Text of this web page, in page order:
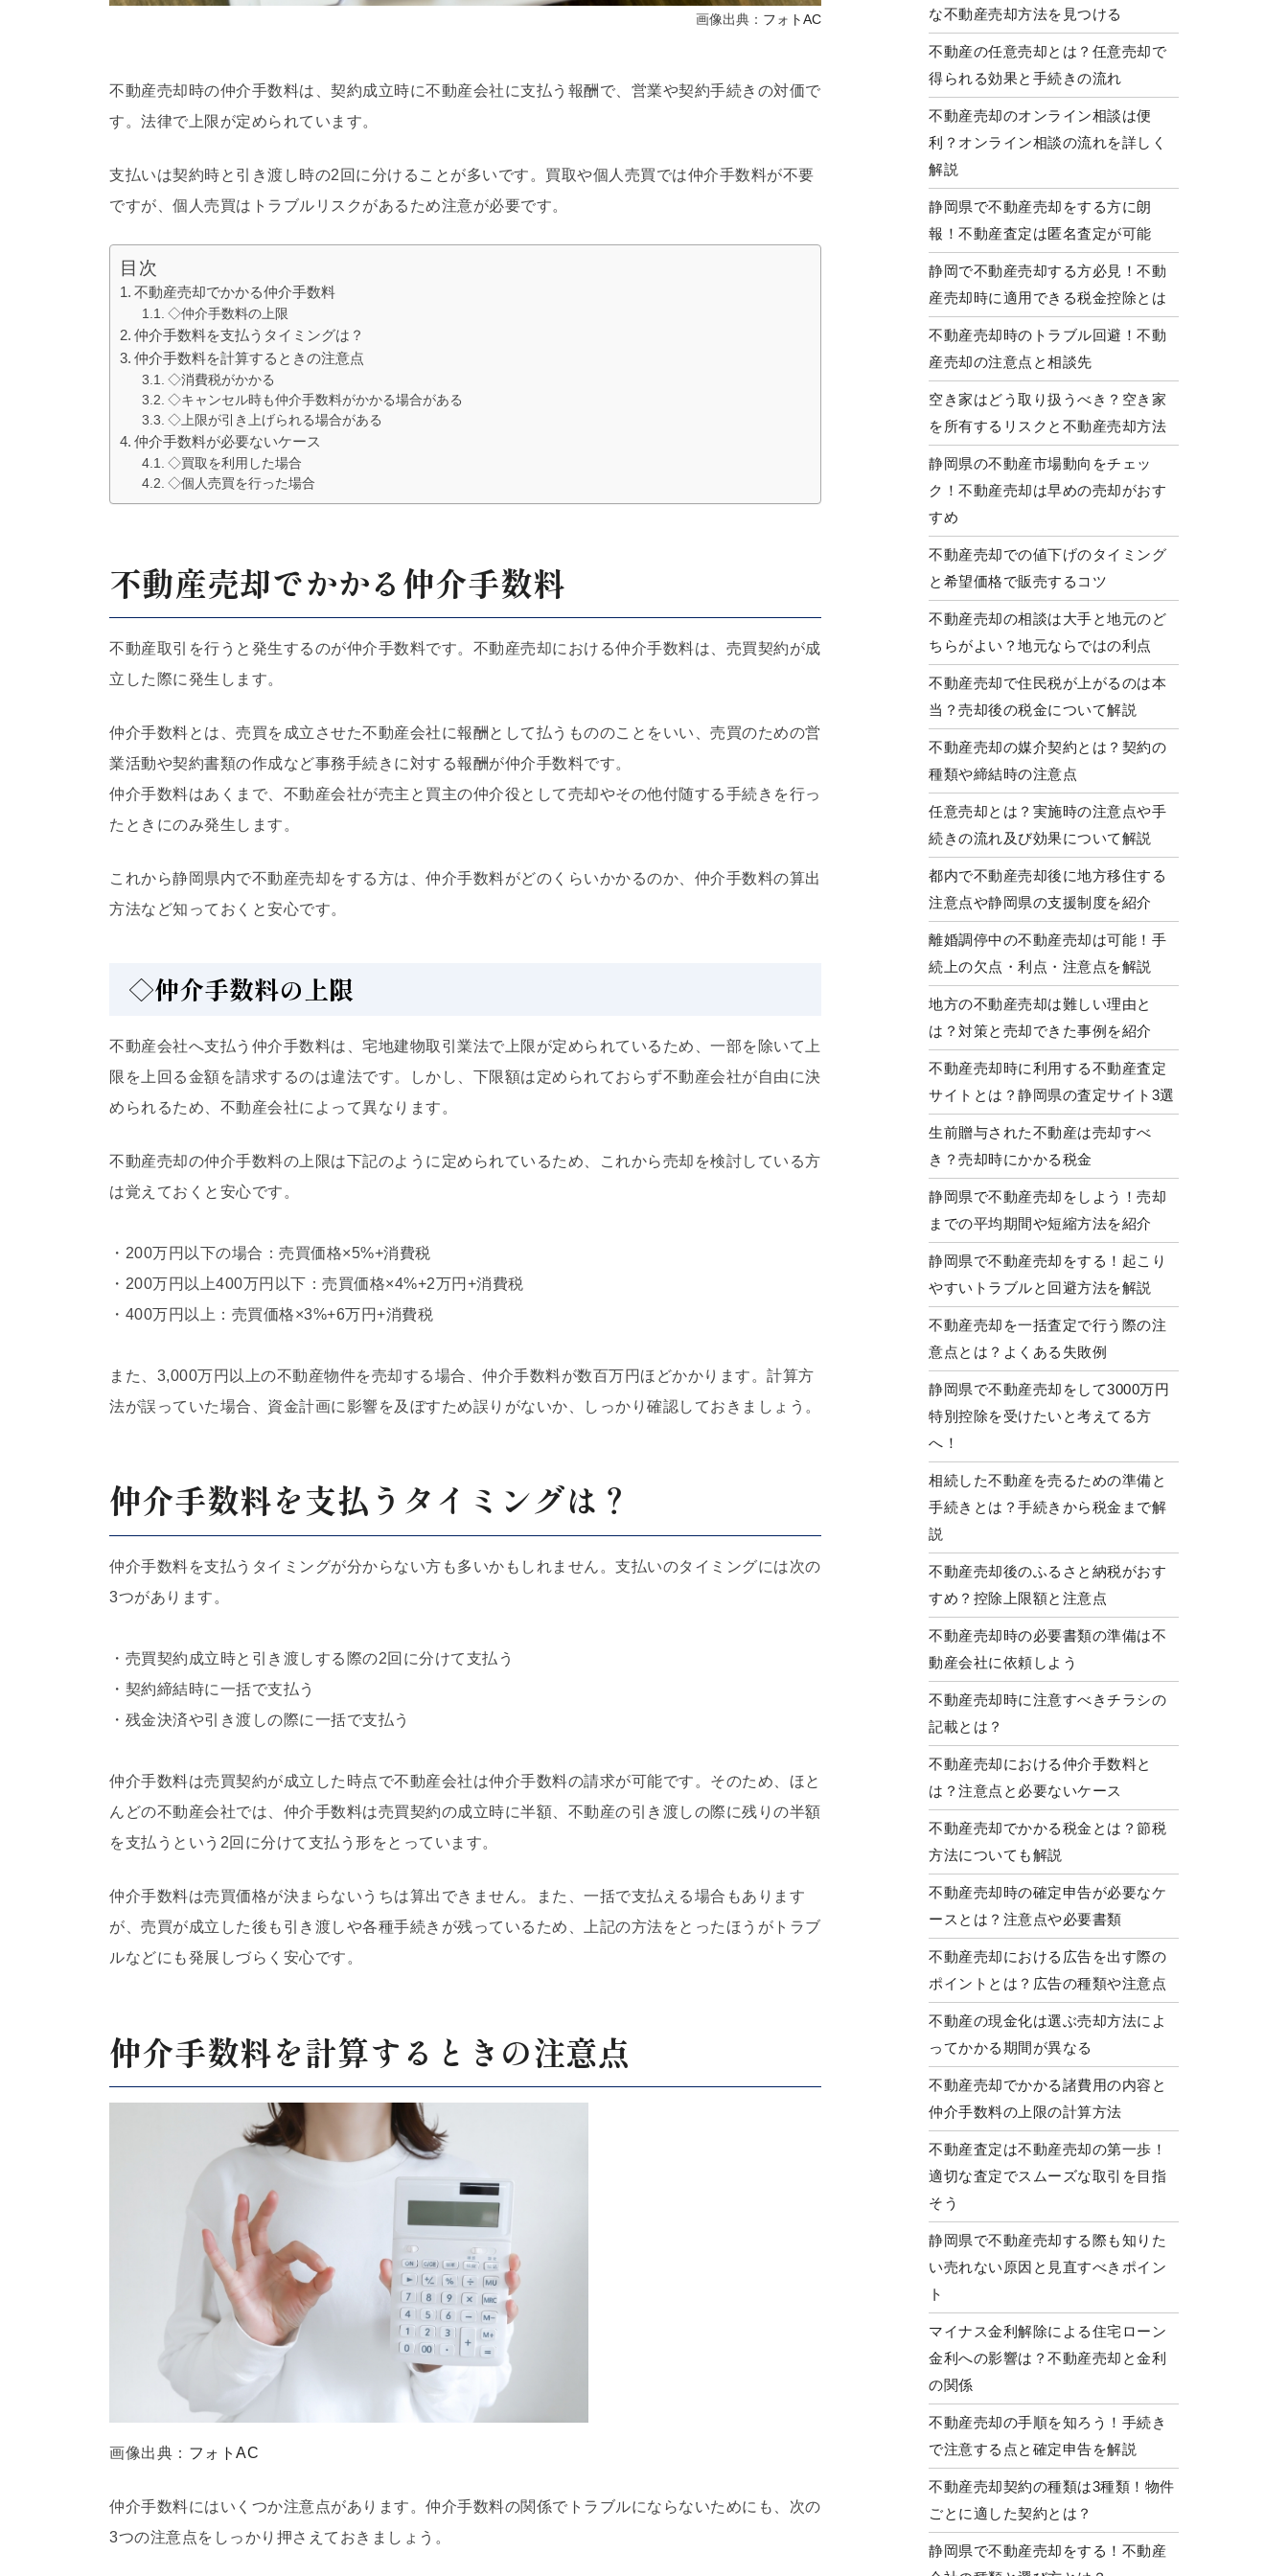
画像出典： フォトAC
不動産売却時の仲介手数料は、契約成立時に不動産会社に支払う報酬で、営業や契約手続きの対価で
す。法律で上限が定められています。
支払いは契約時と引き渡し時の2回に分けることが多いです。買取や個人売買では仲介手数料が不要
ですが、個人売買はトラブルリスクがあるため注意が必要です。
目次
不動産売却でかかる仲介手数料
◇仲介手数料の上限
仲介手数料を支払うタイミングは？
仲介手数料を計算するときの注意点
◇消費税がかかる
◇キャンセル時も仲介手数料がかかる場合がある
◇上限が引き上げられる場合がある
仲介手数料が必要ないケース
◇買取を利用した場合
◇個人売買を行った場合
不動産売却でかかる仲介手数料
不動産取引を行うと発生するのが仲介手数料です。不動産売却における仲介手数料は、売買契約が成
立した際に発生します。
仲介手数料とは、売買を成立させた不動産会社に報酬として払うもののことをいい、売買のための営
業活動や契約書類の作成など事務手続きに対する報酬が仲介手数料です。
仲介手数料はあくまで、不動産会社が売主と買主の仲介役として売却やその他付随する手続きを行っ
たときにのみ発生します。
これから静岡県内で不動産売却をする方は、仲介手数料がどのくらいかかるのか、仲介手数料の算出
方法など知っておくと安心です。
◇仲介手数料の上限
不動産会社へ支払う仲介手数料は、宅地建物取引業法で上限が定められているため、一部を除いて上
限を上回る金額を請求するのは違法です。しかし、下限額は定められておらず不動産会社が自由に決
められるため、不動産会社によって異なります。
不動産売却の仲介手数料の上限は下記のように定められているため、これから売却を検討している方
は覚えておくと安心です。
・200万円以下の場合：売買価格×5%+消費税
・200万円以上400万円以下：売買価格×4%+2万円+消費税
・400万円以上：売買価格×3%+6万円+消費税
また、3,000万円以上の不動産物件を売却する場合、仲介手数料が数百万円ほどかかります。計算方
法が誤っていた場合、資金計画に影響を及ぼすため誤りがないか、しっかり確認しておきましょう。
仲介手数料を支払うタイミングは？
仲介手数料を支払うタイミングが分からない方も多いかもしれません。支払いのタイミングには次の
3つがあります。
・売買契約成立時と引き渡しする際の2回に分けて支払う
・契約締結時に一括で支払う
・残金決済や引き渡しの際に一括で支払う
仲介手数料は売買契約が成立した時点で不動産会社は仲介手数料の請求が可能です。そのため、ほと
んどの不動産会社では、仲介手数料は売買契約の成立時に半額、不動産の引き渡しの際に残りの半額
を支払うという2回に分けて支払う形をとっています。
仲介手数料は売買価格が決まらないうちは算出できません。また、一括で支払える場合もあります
が、売買が成立した後も引き渡しや各種手続きが残っているため、上記の方法をとったほうがトラブ
ルなどにも発展しづらく安心です。
仲介手数料を計算するときの注意点
画像出典： フォトAC
仲介手数料にはいくつか注意点があります。仲介手数料の関係でトラブルにならないためにも、次の
3つの注意点をしっかり押さえておきましょう。
な不動産売却方法を見つける
不動産の任意売却とは？任意売却で
得られる効果と手続きの流れ
不動産売却のオンライン相談は便
利？オンライン相談の流れを詳しく
解説
静岡県で不動産売却をする方に朗
報！不動産査定は匿名査定が可能
静岡で不動産売却する方必見！不動
産売却時に適用できる税金控除とは
不動産売却時のトラブル回避！不動
産売却の注意点と相談先
空き家はどう取り扱うべき？空き家
を所有するリスクと不動産売却方法
静岡県の不動産市場動向をチェッ
ク！不動産売却は早めの売却がおす
すめ
不動産売却での値下げのタイミング
と希望価格で販売するコツ
不動産売却の相談は大手と地元のど
ちらがよい？地元ならではの利点
不動産売却で住民税が上がるのは本
当？売却後の税金について解説
不動産売却の媒介契約とは？契約の
種類や締結時の注意点
任意売却とは？実施時の注意点や手
続きの流れ及び効果について解説
都内で不動産売却後に地方移住する
注意点や静岡県の支援制度を紹介
離婚調停中の不動産売却は可能！手
続上の欠点・利点・注意点を解説
地方の不動産売却は難しい理由と
は？対策と売却できた事例を紹介
不動産売却時に利用する不動産査定
サイトとは？静岡県の査定サイト3選
生前贈与された不動産は売却すべ
き？売却時にかかる税金
静岡県で不動産売却をしよう！売却
までの平均期間や短縮方法を紹介
静岡県で不動産売却をする！起こり
やすいトラブルと回避方法を解説
不動産売却を一括査定で行う際の注
意点とは？よくある失敗例
静岡県で不動産売却をして3000万円
特別控除を受けたいと考えてる方
へ！
相続した不動産を売るための準備と
手続きとは？手続きから税金まで解
説
不動産売却後のふるさと納税がおす
すめ？控除上限額と注意点
不動産売却時の必要書類の準備は不
動産会社に依頼しよう
不動産売却時に注意すべきチラシの
記載とは？
不動産売却における仲介手数料と
は？注意点と必要ないケース
不動産売却でかかる税金とは？節税
方法についても解説
不動産売却時の確定申告が必要なケ
ースとは？注意点や必要書類
不動産売却における広告を出す際の
ポイントとは？広告の種類や注意点
不動産の現金化は選ぶ売却方法によ
ってかかる期間が異なる
不動産売却でかかる諸費用の内容と
仲介手数料の上限の計算方法
不動産査定は不動産売却の第一歩！
適切な査定でスムーズな取引を目指
そう
静岡県で不動産売却する際も知りた
い売れない原因と見直すべきポイン
ト
マイナス金利解除による住宅ローン
金利への影響は？不動産売却と金利
の関係
不動産売却の手順を知ろう！手続き
で注意する点と確定申告を解説
不動産売却契約の種類は3種類！物件
ごとに適した契約とは？
静岡県で不動産売却をする！不動産